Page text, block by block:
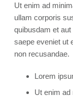
Ut enim ad
ullam corporis
quibusdam et
saepe eveniet ut
non recusandae.
Lorem
Ut enim ad